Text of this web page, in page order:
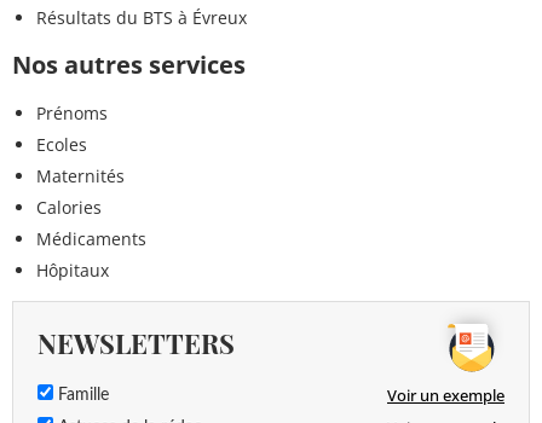
Résultats du BTS à Évreux
Nos autres services
Prénoms
Ecoles
Maternités
Calories
Médicaments
Hôpitaux
NEWSLETTERS
Famille Voir un exemple